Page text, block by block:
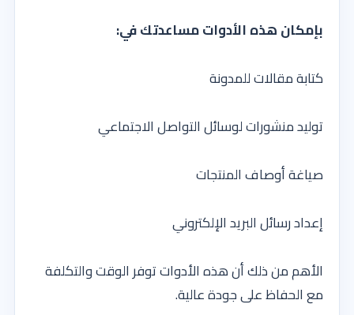
بإمكان هذه الأدوات مساعدتك في:
كتابة مقالات للمدونة
توليد منشورات لوسائل التواصل الاجتماعي
صياغة أوصاف المنتجات
إعداد رسائل البريد الإلكتروني
الأهم من ذلك أن هذه الأدوات توفر الوقت والتكلفة
مع الحفاظ على جودة عالية.